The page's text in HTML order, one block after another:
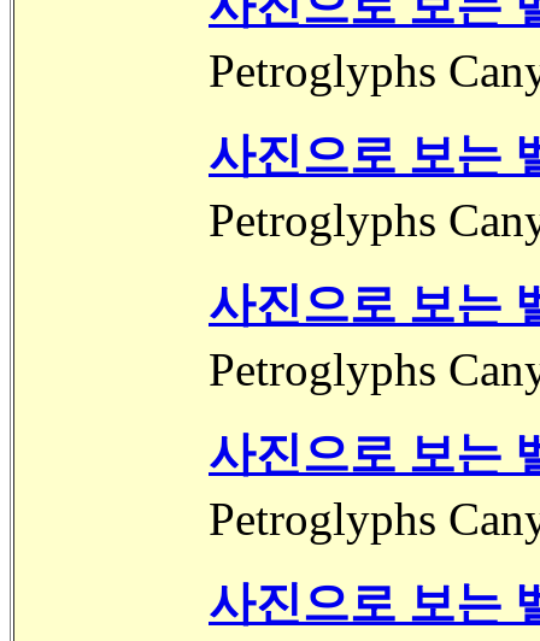
Petroglyphs
사진으로 보는
Petroglyphs
사진으로 보는
Petroglyphs
사진으로 보는
Petroglyphs
사진으로 보는